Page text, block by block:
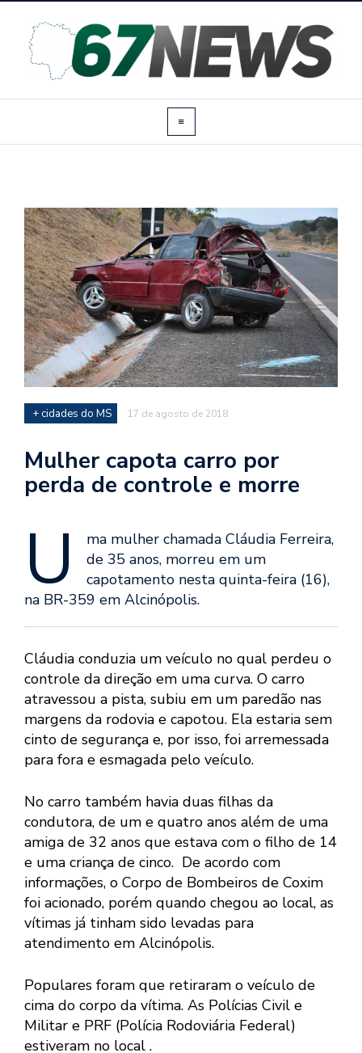
+ cidades do MS 17 de agosto de 2018
Mulher capota carro por
perda de controle e morre
U
ma mulher chamada Cláudia Ferreira,
de 35 anos, morreu em um
capotamento nesta quinta-feira (16),
na BR-359 em Alcinópolis.
Cláudia conduzia um veículo no qual perdeu o
controle da direção em uma curva. O carro
atravessou a pista, subiu em um paredão nas
margens da rodovia e capotou. Ela estaria sem
cinto de segurança e, por isso, foi arremessada
para fora e esmagada pelo veículo.
No carro também havia duas filhas da
condutora, de um e quatro anos além de uma
amiga de 32 anos que estava com o filho de 14
e uma criança de cinco. De acordo com
informações, o Corpo de Bombeiros de Coxim
foi acionado, porém quando chegou ao local, as
vítimas já tinham sido levadas para
atendimento em Alcinópolis.
Populares foram que retiraram o veículo de
cima do corpo da vítima. As Polícias Civil e
Militar e PRF (Polícia Rodoviária Federal)
estiveram no local .